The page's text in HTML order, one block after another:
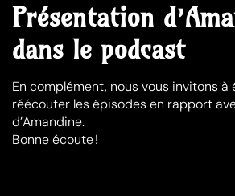
Présentation
dans le podcast
En complément, nous vous invitons à
réécouter les épisodes en rapport
d’Amandine.
Bonne écoute !